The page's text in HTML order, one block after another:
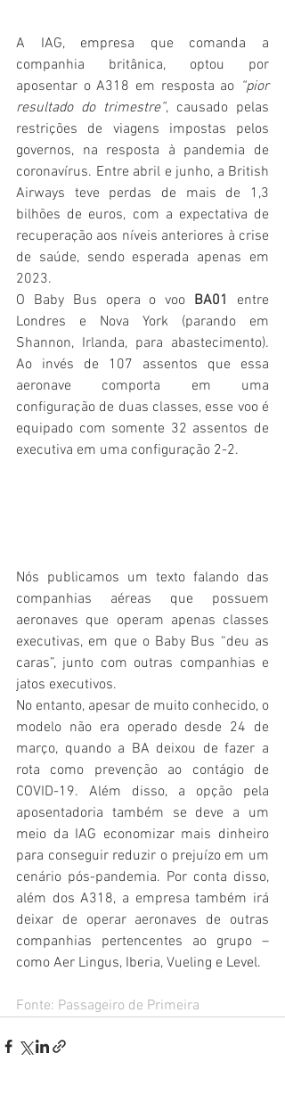
A IAG, empresa que comanda a
companhia britânica, optou por
aposentar o A318 em resposta ao “pior
resultado do trimestre”, causado pelas
restrições de viagens impostas pelos
governos, na resposta à pandemia de
coronavírus. Entre abril e junho, a British
Airways teve perdas de mais de 1,3
bilhões de euros, com a expectativa de
recuperação aos níveis anteriores à crise
de saúde, sendo esperada apenas em
2023.
O Baby Bus opera o voo BA01
entre
Londres e Nova York (parando em
Shannon, Irlanda, para abastecimento).
Ao invés de 107 assentos que essa
aeronave comporta em uma
configuração de duas classes, esse voo é
equipado com somente 32 assentos de
executiva em uma configuração 2-2.
Nós publicamos um texto falando das
companhias aéreas que possuem
aeronaves que operam apenas classes
executivas, em que o Baby Bus “deu as
caras”, junto com outras companhias e
jatos executivos.
No entanto, apesar de muito conhecido, o
modelo não era operado desde 24 de
março, quando a BA deixou de fazer a
rota como prevenção ao contágio de
COVID-19. Além disso, a opção pela
aposentadoria também se deve a um
meio da IAG economizar mais dinheiro
para conseguir reduzir o prejuízo em um
cenário pós-pandemia. Por conta disso,
além dos A318, a empresa também irá
deixar de operar aeronaves de outras
companhias pertencentes ao grupo –
como Aer Lingus, Iberia, Vueling e Level.
Fonte: Passageiro de Primeira